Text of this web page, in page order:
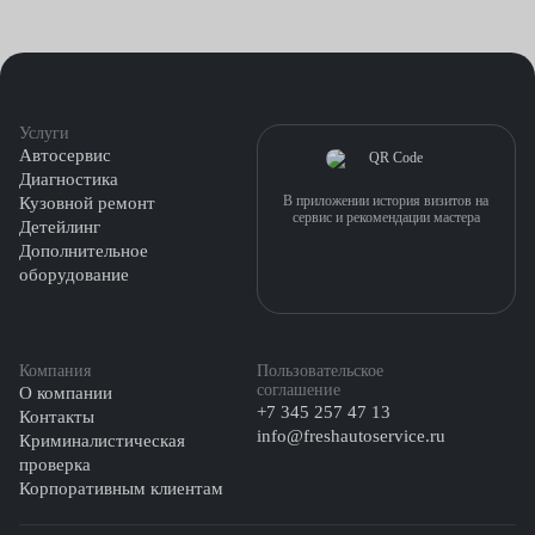
требованиям производителя техники;
даже незначительные частицы грязи становятся причиной
того, что автоматическая коробка передач выходит из
строя.
В сервисах Fresh Auto замена коробки передач автомат стоит
от 7500 рублей.
Услуги
Автосервис
Диагностика
Кузовной ремонт
Детейлинг
Дополнительное
оборудование
Компания
О компании
Контакты
Криминалистическая
проверка
Корпоративным клиентам
Пользовательское
соглашение
+7 345 257 47 13
info@freshautoservice.ru
В приложении история визитов на
сервис и рекомендации мастера